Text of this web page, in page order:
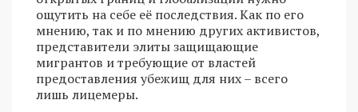
ощутить на себе её последствия. Как по его
мнению, так и по мнению других активистов,
представители элиты защищающие
мигрантов и требующие от властей
предоставления убежищ для них – всего
лишь лицемеры.